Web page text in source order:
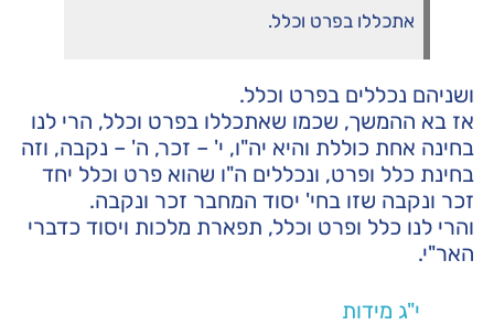
י"ג מידות
אתכללו בפרט וכלל.
ושניהם נכללים בפרט וכלל.
אז בא ההמשך, שכמו שאתכללו בפרט וכלל, הרי לנו
בחינה אחת כוללת והיא יה"ו, י' – זכר, ה' – נקבה, וזה
בחינת כלל ופרט, ונכללים ה"ו שהוא פרט וכלל יחד
זכר ונקבה שזו בחי' יסוד המחבר זכר ונקבה.
והרי לנו כלל ופרט וכלל, תפארת מלכות ויסוד כדברי
האר"י.